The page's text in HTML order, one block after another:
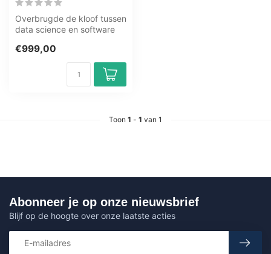
Overbrugde de kloof tussen
data science en software
€999,00
Toon 1 - 1 van 1
Abonneer je op onze nieuwsbrief
Blijf op de hoogte over onze laatste acties